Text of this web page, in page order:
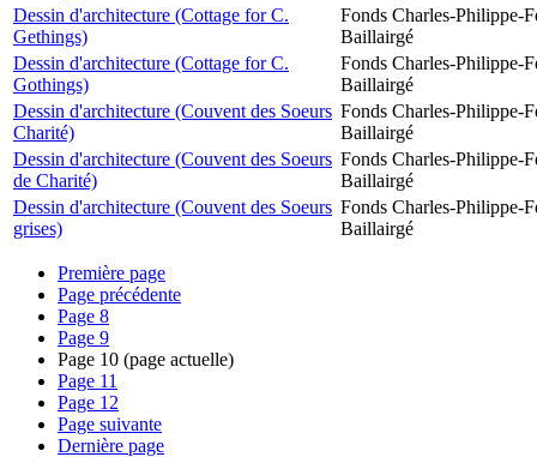
Dessin d'architecture (Cottage for C.
Gethings)
Fonds Charles-Philippe-
Baillairgé
Dessin d'architecture (Cottage for C.
Gothings)
Fonds Charles-Philippe-
Baillairgé
Dessin d'architecture (Couvent des Soeurs
Charité)
Fonds Charles-Philippe-
Baillairgé
Dessin d'architecture (Couvent des Soeurs
de Charité)
Fonds Charles-Philippe-
Baillairgé
Dessin d'architecture (Couvent des Soeurs
grises)
Fonds Charles-Philippe-
Baillairgé
Première page
Page précédente
Page 8
Page 9
Page 10 (page actuelle)
Page 11
Page 12
Page suivante
Dernière page